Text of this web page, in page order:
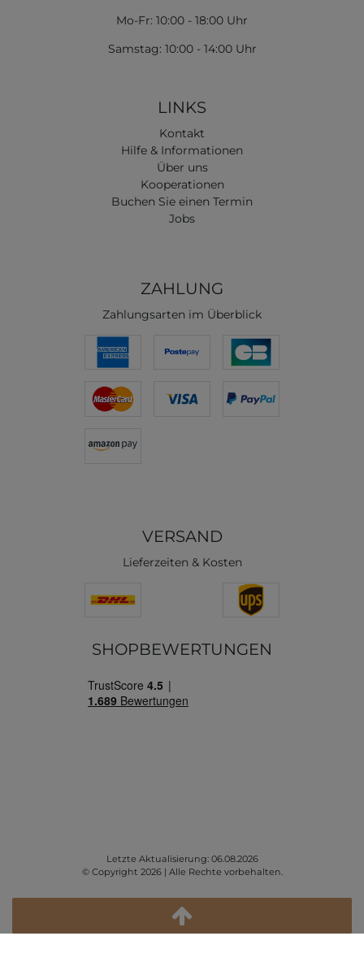
Mo-Fr: 10:00 - 18:00 Uhr
Samstag: 10:00 - 14:00 Uhr
LINKS
Kontakt
Hilfe & Informationen
Über uns
Kooperationen
Buchen Sie einen Termin
Jobs
ZAHLUNG
Zahlungsarten im Überblick
VERSAND
Lieferzeiten & Kosten
SHOPBEWERTUNGEN
Letzte Aktualisierung: 06.08.2026
© Copyright 2026 | Alle Rechte vorbehalten.